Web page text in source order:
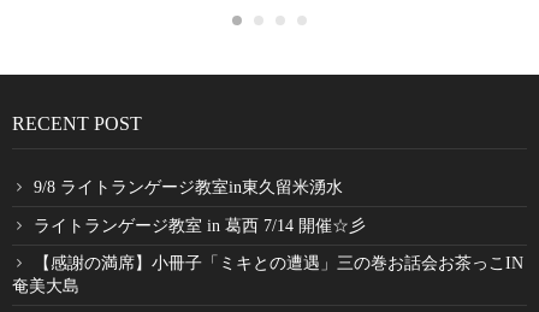
RECENT POST
9/8 ライトランゲージ教室in東久留米湧水
ライトランゲージ教室 in 葛西 7/14 開催☆彡
【感謝の満席】小冊子「ミキとの遭遇」三の巻お話会お茶っこIN
奄美大島